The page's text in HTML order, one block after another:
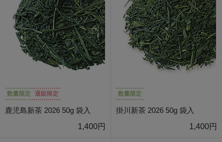
数量限定 通販限定
鹿児島新茶 2026 50g 袋入
1,400円
数量限定
掛川新茶 2026 50g 袋入
1,400円